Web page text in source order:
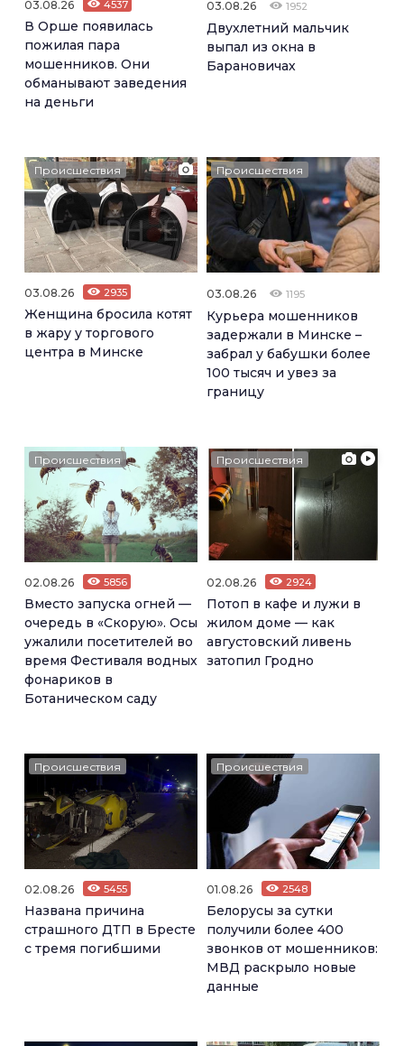
03.08.26 4537
В Орше появилась
пожилая пара
мошенников. Они
обманывают заведения
на деньги
03.08.26 1952
Двухлетний мальчик
выпал из окна в
Барановичах
Происшествия
03.08.26 2935
Женщина бросила котят
в жару у торгового
центра в Минске
Происшествия
03.08.26 1195
Курьера мошенников
задержали в Минске –
забрал у бабушки более
100 тысяч и увез за
границу
Происшествия
02.08.26 5856
Вместо запуска огней —
очередь в «Скорую». Осы
ужалили посетителей во
время Фестиваля водных
фонариков в
Ботаническом саду
Происшествия
02.08.26 2924
Потоп в кафе и лужи в
жилом доме — как
августовский ливень
затопил Гродно
Происшествия
02.08.26 5455
Названа причина
страшного ДТП в Бресте
с тремя погибшими
Происшествия
01.08.26 2548
Белорусы за сутки
получили более 400
звонков от мошенников:
МВД раскрыло новые
данные